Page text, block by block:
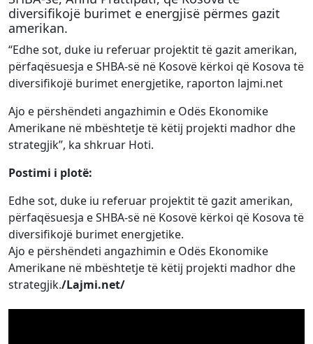
diversifikojë burimet e energjisë përmes gazit
amerikan.
“Edhe sot, duke iu referuar projektit të gazit amerikan,
përfaqësuesja e SHBA-së në Kosovë kërkoi që Kosova të
diversifikojë burimet energjetike, raporton lajmi.net
Ajo e përshëndeti angazhimin e Odës Ekonomike
Amerikane në mbështetje të këtij projekti madhor dhe
strategjik”, ka shkruar Hoti.
Postimi i plotë:
Edhe sot, duke iu referuar projektit të gazit amerikan,
përfaqësuesja e SHBA-së në Kosovë kërkoi që Kosova të
diversifikojë burimet energjetike.
Ajo e përshëndeti angazhimin e Odës Ekonomike
Amerikane në mbështetje të këtij projekti madhor dhe
strategjik./Lajmi.net/